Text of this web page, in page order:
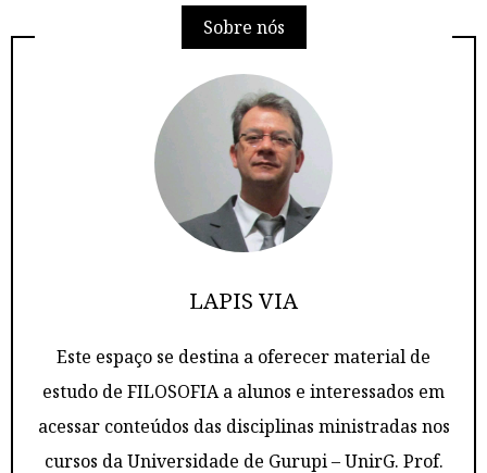
Sobre nós
LAPIS VIA
Este espaço se destina a oferecer material de
estudo de FILOSOFIA a alunos e interessados em
acessar conteúdos das disciplinas ministradas nos
cursos da Universidade de Gurupi – UnirG. Prof.